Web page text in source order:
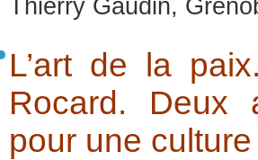
Thierry Gaudin,
L’art de la
Rocard. Deux
pour une